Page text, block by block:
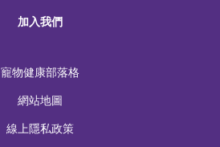
加入我們
寵物健康部落格
網站地圖
線上隱私政策